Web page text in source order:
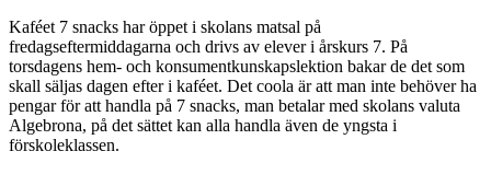
Kaféet 7 snacks har öppet i skolans matsal på
fredagseftermiddagarna och drivs av elever i årskurs 7. På
torsdagens hem- och konsumentkunskapslektion bakar de det som
skall säljas dagen efter i kaféet. Det coola är att man inte behöver ha
pengar för att handla på 7 snacks, man betalar med skolans valuta
Algebrona, på det sättet kan alla handla även de yngsta i
förskoleklassen.